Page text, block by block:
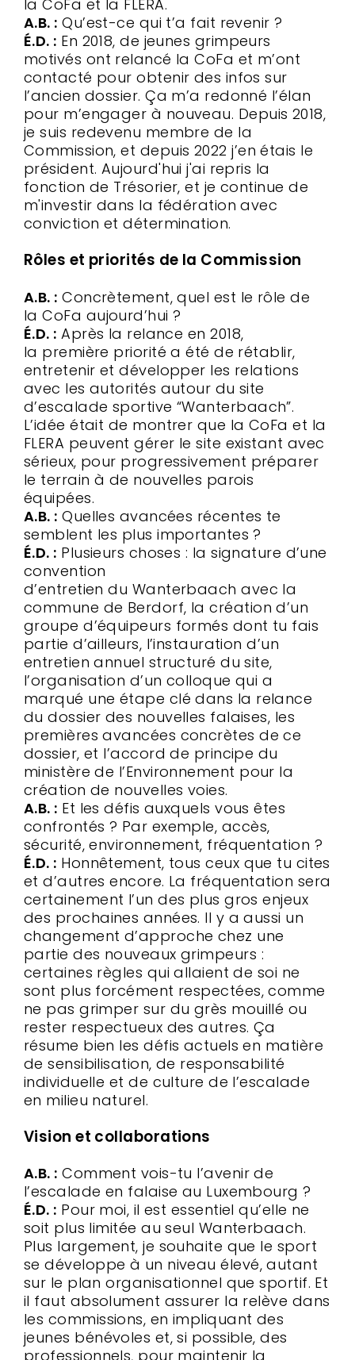
la CoFa et la FLERA.
A.B. : Qu’est-ce qui t’a fait revenir ?
É.D. : En 2018, de jeunes grimpeurs
motivés ont relancé la CoFa et m’ont
contacté pour obtenir des infos sur
l’ancien dossier. Ça m’a redonné l’élan
pour m’engager à nouveau. Depuis 2018,
je suis redevenu membre de la
Commission, et depuis 2022 j’en étais le
président. Aujourd'hui j'ai repris la
fonction de Trésorier, et je continue de
m'investir dans la fédération avec
conviction et détermination.
Rôles et priorités de la Commission
A.B. : Concrètement, quel est le rôle de
la CoFa aujourd’hui ?
É.D. : Après la relance en 2018,
la première priorité a été de rétablir,
entretenir et développer les relations
avec les autorités autour du site
d’escalade sportive “Wanterbaach”.
L’idée était de montrer que la CoFa et la
FLERA peuvent gérer le site existant avec
sérieux, pour progressivement préparer
le terrain à de nouvelles parois
équipées.
A.B. : Quelles avancées récentes te
semblent les plus importantes ?
É.D. : Plusieurs choses : la signature d’une
convention
d’entretien du Wanterbaach avec la
commune de Berdorf, la création d’un
groupe d’équipeurs formés dont tu fais
partie d’ailleurs, l’instauration d’un
entretien annuel structuré du site,
l’organisation d’un colloque qui a
marqué une étape clé dans la relance
du dossier des nouvelles falaises, les
premières avancées concrètes de ce
dossier, et l’accord de principe du
ministère de l’Environnement pour la
création de nouvelles voies.
A.B. : Et les défis auxquels vous êtes
confrontés ? Par exemple, accès,
sécurité, environnement, fréquentation ?
É.D. : Honnêtement, tous ceux que tu cites
et d’autres encore. La fréquentation sera
certainement l’un des plus gros enjeux
des prochaines années. Il y a aussi un
changement d’approche chez une
partie des nouveaux grimpeurs :
certaines règles qui allaient de soi ne
sont plus forcément respectées, comme
ne pas grimper sur du grès mouillé ou
rester respectueux des autres. Ça
résume bien les défis actuels en matière
de sensibilisation, de responsabilité
individuelle et de culture de l’escalade
en milieu naturel.
Vision et collaborations
A.B. : Comment vois-tu l’avenir de
l’escalade en falaise au Luxembourg ?
É.D. : Pour moi, il est essentiel qu’elle ne
soit plus limitée au seul Wanterbaach.
Plus largement, je souhaite que le sport
se développe à un niveau élevé, autant
sur le plan organisationnel que sportif. Et
il faut absolument assurer la relève dans
les commissions, en impliquant des
jeunes bénévoles et, si possible, des
professionnels, pour maintenir la